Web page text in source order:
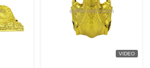
VIDEO